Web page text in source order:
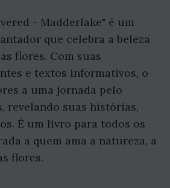
- Madderlake" é um
que celebra a beleza
flores. Com suas
e textos informativos, o
a uma jornada pelo
revelando suas histórias,
É um livro para todos os
a quem ama a natureza, a
flores.